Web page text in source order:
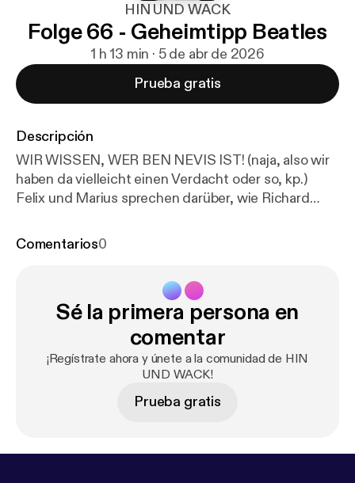
HIN UND WACK
Folge 66 - Geheimtipp Beatles
1 h 13 min · 5 de abr de 2026
Prueba gratis
Descripción
WIR WISSEN, WER BEN NEVIS IST! (naja, also wir
haben da vielleicht einen Verdacht oder so, kp.)
Felix und Marius sprechen darüber, wie Richard
Gefängnis. Außerdem haben die beiden erkälteten
https://linktr.ee/finkwiedervogel ] Marius https://link
tr.ee/achterbahnalman[https://linktr.ee/achterbahna
] Unsere wichtigsten Links:https://taplink.cc/hi
nundwackpodcast
https://taplink.cc/hinundwackp
was euch auf dem Herzen liegt, oder eine
Comentarios0
Sé la primera persona en
comentar
¡Regístrate ahora y únete a la comunidad de HIN
UND WACK!
Prueba gratis